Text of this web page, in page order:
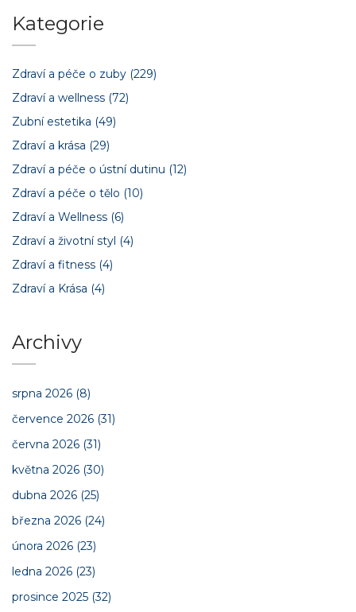
Kategorie
Zdraví a péče o zuby (229)
Zdraví a wellness (72)
Zubní estetika (49)
Zdraví a krása (29)
Zdraví a péče o ústní dutinu (12)
Zdraví a péče o tělo (10)
Zdraví a Wellness (6)
Zdraví a životní styl (4)
Zdraví a fitness (4)
Zdraví a Krása (4)
Archivy
srpna 2026 (8)
července 2026 (31)
června 2026 (31)
května 2026 (30)
dubna 2026 (25)
března 2026 (24)
února 2026 (23)
ledna 2026 (23)
prosince 2025 (32)